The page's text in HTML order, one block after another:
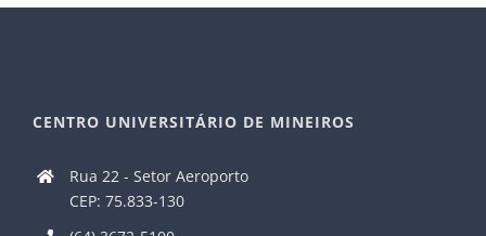
CENTRO UNIVERSITÁRIO DE MINEIROS
Rua 22 - Setor Aeroporto
CEP: 75.833-130